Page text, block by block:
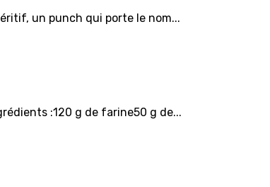
un punch qui porte le nom...
:120 g de farine50 g de...